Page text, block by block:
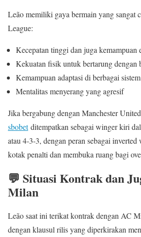
Leão memiliki gaya bermain yang sangat
League:
Kecepatan tinggi dan juga kemampuan
Kekuatan fisik untuk bertarung dengan
Kemampuan adaptasi di berbagai
Mentalitas menyerang yang agresif
Jika bergabung dengan Manchester
sbobetditempatkan sebagai winger kiri
atau 4-3-3, dengan peran sebagai
kotak penalti dan membuka ruang bagi
💬 Situasi Kontrak dan
Milan
Leão saat ini terikat kontrak dengan AC
dengan klausul rilis yang diperkirakan